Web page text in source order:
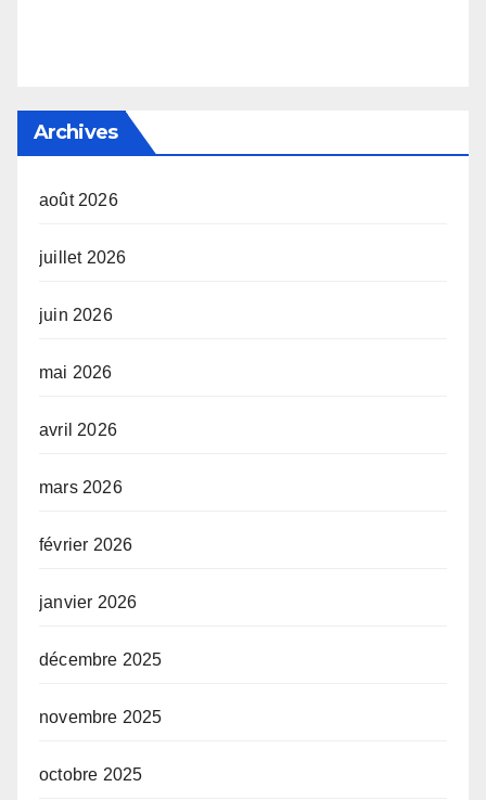
Archives
août 2026
juillet 2026
juin 2026
mai 2026
avril 2026
mars 2026
février 2026
janvier 2026
décembre 2025
novembre 2025
octobre 2025